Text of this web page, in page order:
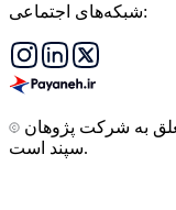
شبکه‌های اجتماعی:
سپند است.